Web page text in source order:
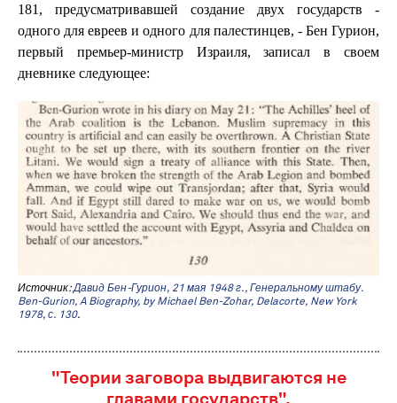
181, предусматривавшей создание двух государств -
одного для евреев и одного для палестинцев, - Бен Гурион,
первый премьер-министр Израиля, записал в своем
дневнике следующее:
Источник:Давид Бен-Гурион, 21 мая 1948 г., Генеральному штабу.
Ben-Gurion, A Biography, by Michael Ben-Zohar, Delacorte, New York
1978, с. 130.
"Теории заговора выдвигаются не